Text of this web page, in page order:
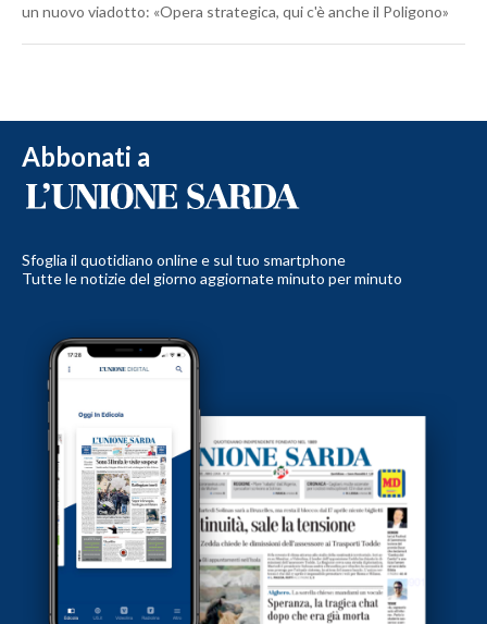
un nuovo viadotto: «Opera strategica, qui c'è anche il Poligono»
Abbonati a
Sfoglia il quotidiano online e sul tuo smartphone
Tutte le notizie del giorno aggiornate minuto per minuto